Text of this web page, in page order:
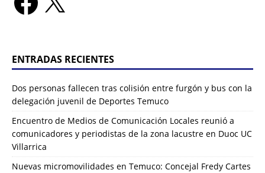
ENTRADAS RECIENTES
Dos personas fallecen tras colisión entre furgón y bus con la
delegación juvenil de Deportes Temuco
Encuentro de Medios de Comunicación Locales reunió a
comunicadores y periodistas de la zona lacustre en Duoc UC
Villarrica
Nuevas micromovilidades en Temuco: Concejal Fredy Cartes